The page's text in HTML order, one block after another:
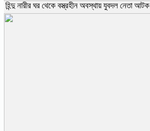
হিন্দু নারীর ঘর থেকে বস্ত্রহীন অবস্থায় যুবদল নেতা আটক